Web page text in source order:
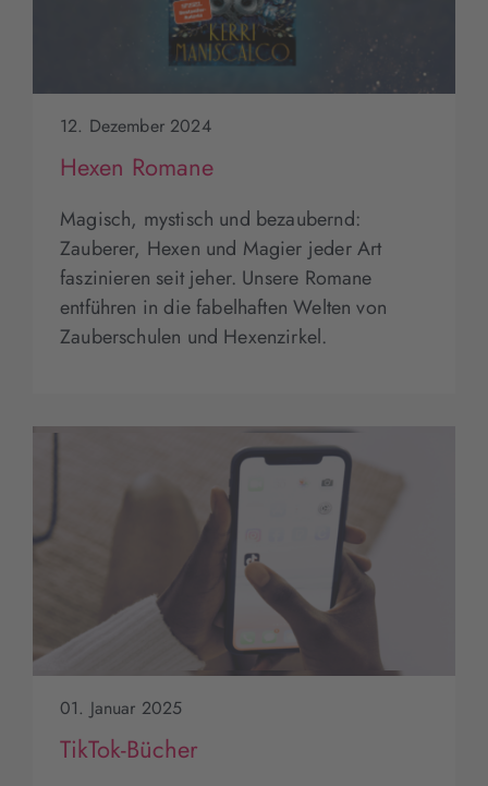
12. Dezember 2024
Hexen Romane
Magisch, mystisch und bezaubernd:
Zauberer, Hexen und Magier jeder Art
faszinieren seit jeher. Unsere Romane
entführen in die fabelhaften Welten von
Zauberschulen und Hexenzirkel.
01. Januar 2025
TikTok-Bücher